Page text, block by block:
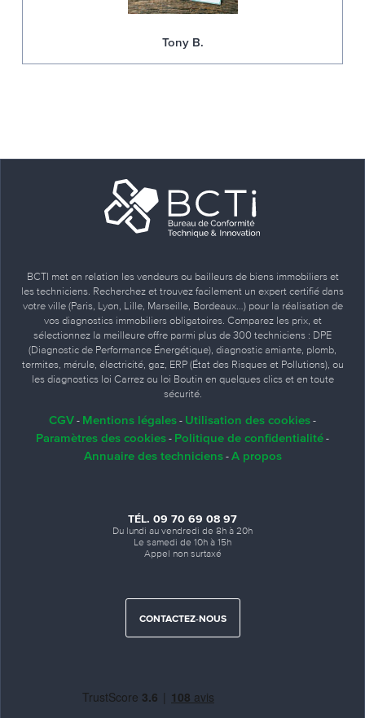
Tony B.
BCTI met en relation les vendeurs ou bailleurs de biens immobiliers et
les techniciens. Recherchez et trouvez facilement un expert certifié dans
votre ville (Paris, Lyon, Lille, Marseille, Bordeaux…) pour la réalisation de
vos diagnostics immobiliers obligatoires. Comparez les prix, et
sélectionnez la meilleure offre parmi plus de 300 techniciens : DPE
(Diagnostic de Performance Énergétique), diagnostic amiante, plomb,
termites, mérule, électricité, gaz, ERP (État des Risques et Pollutions), ou
les diagnostics loi Carrez ou loi Boutin en quelques clics et en toute
sécurité.
CGV - Mentions légales - Utilisation des cookies -
Paramètres des cookies - Politique de confidentialité -
Annuaire des techniciens- A propos
TÉL. 09 70 69 08 97
Du lundi au vendredi de 8h à 20h
Le samedi de 10h à 15h
Appel non surtaxé
CONTACTEZ-NOUS